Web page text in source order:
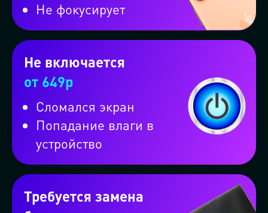
Оформите заказ на вызов
мастерской на колёсах и
получите скидку 10%
Не фокусирует
Не включается
от 649р
Сломался экран
Попадание влаги в
устройство
Требуется замена